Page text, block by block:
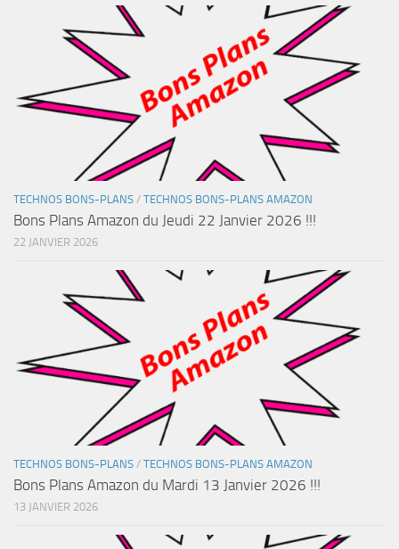
TECHNOS BONS-PLANS / TECHNOS BONS-PLANS AMAZON
Bons Plans Amazon du Jeudi 22 Janvier 2026 !!!
22 JANVIER 2026
TECHNOS BONS-PLANS / TECHNOS BONS-PLANS AMAZON
Bons Plans Amazon du Mardi 13 Janvier 2026 !!!
13 JANVIER 2026